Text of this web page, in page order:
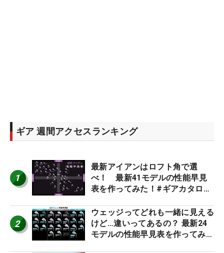
ギア 週間アクセスランキング
1
最新アイアンはロフト角で選
べ！ 最新41モデルの性能早見
表を作ってみた！#ギアカタログ
2
ウェッジってどれも一緒に見える
けど…違いってあるの？ 最新24
モデルの性能早見表を作ってみ